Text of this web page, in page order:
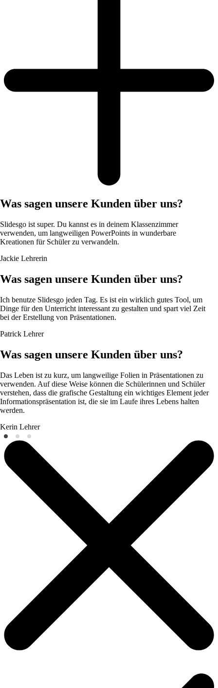
Was sagen unsere Kunden über uns?
Slidesgo ist super. Du kannst es in deinem Klassenzimmer
verwenden, um langweiligen PowerPoints in wunderbare
Kreationen für Schüler zu verwandeln.
Jackie Lehrerin
Was sagen unsere Kunden über uns?
Ich benutze Slidesgo jeden Tag. Es ist ein wirklich gutes Tool, um
Dinge für den Unterricht interessant zu gestalten und spart viel Zeit
bei der Erstellung von Präsentationen.
Patrick Lehrer
Was sagen unsere Kunden über uns?
Das Leben ist zu kurz, um langweilige Folien in Präsentationen zu
verwenden. Auf diese Weise können die Schülerinnen und Schüler
verstehen, dass die grafische Gestaltung ein wichtiges Element jeder
Informationspräsentation ist, die sie im Laufe ihres Lebens halten
werden.
Kerin Lehrer